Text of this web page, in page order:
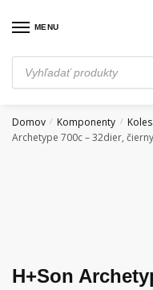
MENU
Products
search
Domov / Komponenty /
Archetype 700c – 32dier, čierny
H+Son